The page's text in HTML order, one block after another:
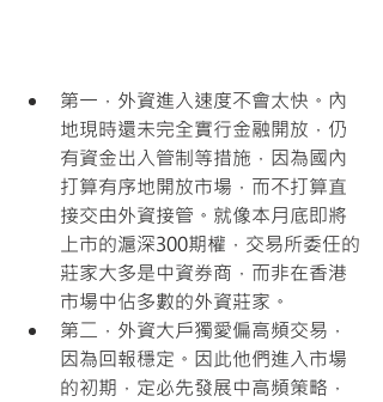
第一，外資進入速度不會太快。內
地現時還未完全實行金融開放，仍
有資金出入管制等措施，因為國內
打算有序地開放市場，而不打算直
接交由外資接管。就像本月底即將
上市的滬深300期權，交易所委任的
莊家大多是中資券商，而非在香港
市場中佔多數的外資莊家。
第二，外資大戶獨愛偏高頻交易，
因為回報穩定。因此他們進入市場
的初期，定必先發展中高頻策略，